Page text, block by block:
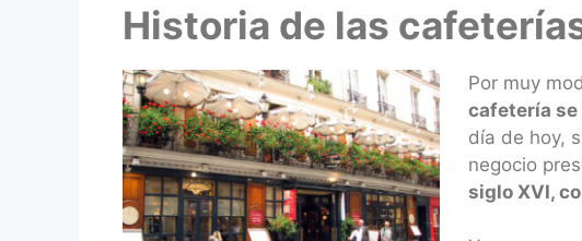
Historia de las
Por muy
cafetería se
día de hoy,
negocio
siglo XVI,